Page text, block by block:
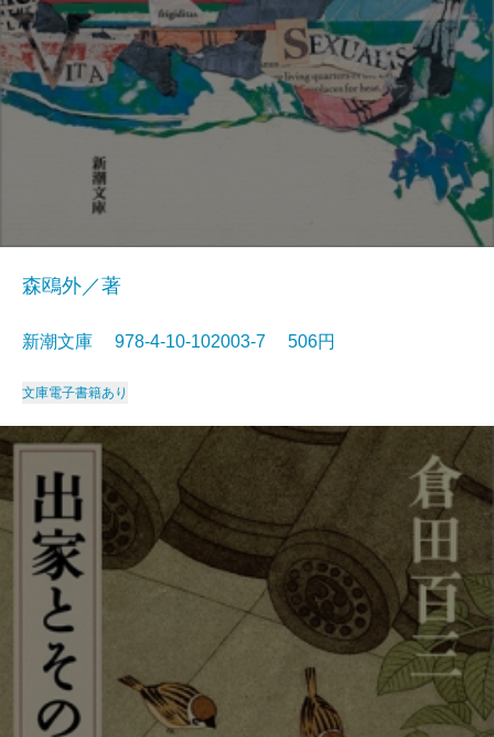
森鴎外／著
新潮文庫 978-4-10-102003-7 506円
文庫電子書籍あり